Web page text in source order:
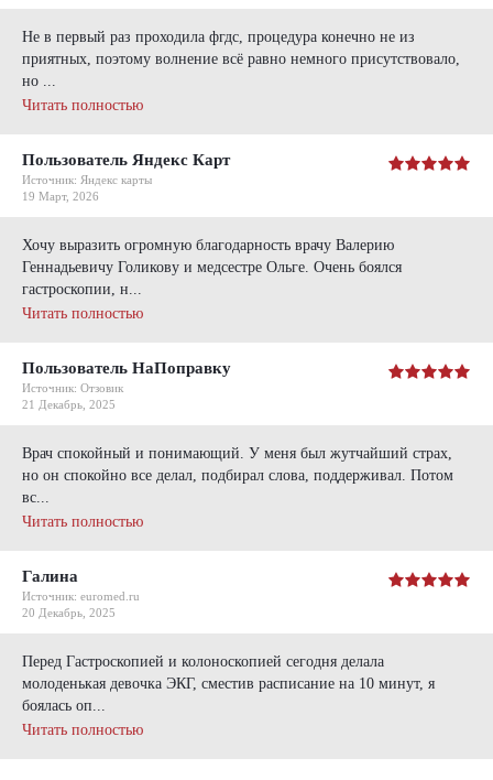
Не в первый раз проходила фгдс, процедура конечно не из
приятных, поэтому волнение всё равно немного присутствовало,
но ...
Читать полностью
Пользователь Яндекс Карт
Источник: Яндекс карты
19 Март, 2026
Хочу выразить огромную благодарность врачу Валерию
Геннадьевичу Голикову и медсестре Ольге. Очень боялся
гастроскопии, н...
Читать полностью
Пользователь НаПоправку
Источник: Отзовик
21 Декабрь, 2025
Врач спокойный и понимающий. У меня был жутчайший страх,
но он спокойно все делал, подбирал слова, поддерживал. Потом
вс...
Читать полностью
Галина
Источник: euromed.ru
20 Декабрь, 2025
Перед Гастроскопией и колоноскопией сегодня делала
молоденькая девочка ЭКГ, сместив расписание на 10 минут, я
боялась оп...
Читать полностью